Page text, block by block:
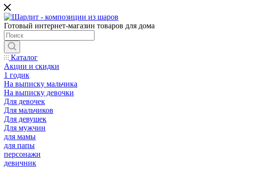
Готовый интернет-магазин товаров для дома
Каталог
Акции и скидки
1 годик
На выписку мальчика
На выписку девочки
Для девочек
Для мальчиков
Для девушек
Для мужчин
для мамы
для папы
персонажи
девичник